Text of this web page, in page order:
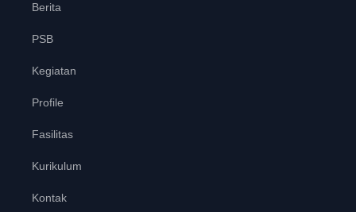
Berita
PSB
Kegiatan
Profile
Fasilitas
Kurikulum
Kontak